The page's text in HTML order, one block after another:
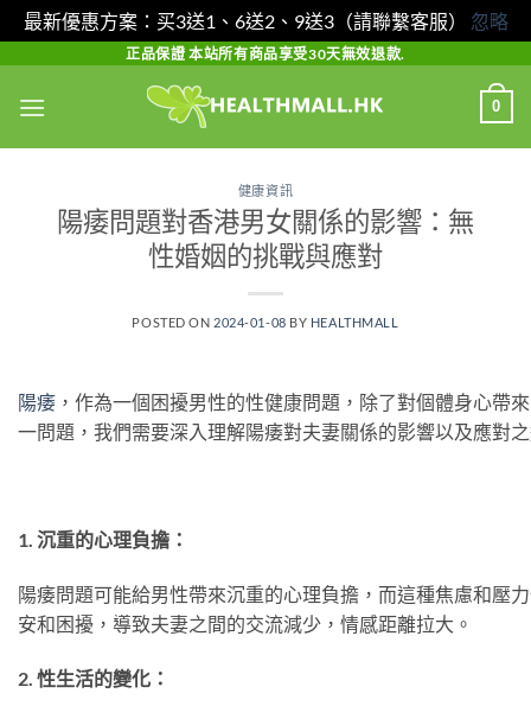
最新優惠方案：买3送1、6送2、9送3（請聯繫客服） 忽略
content
正品保證 本站所有商品享受30天無效退款.
0
健康資訊
陽痿問題對香港男女關係的影響：無
性婚姻的挑戰與應對
POSTED ON 2024-01-08 BY HEALTHMALL
陽痿 ，作為一個困擾男性的性健康問題，除了對個體身心帶
一問題，我們需要深入理解陽痿對夫妻關係的影響以及應對
1. 沉重的心理負擔：
陽痿問題可能給男性帶來沉重的心理負擔，而這種焦慮和壓
安和困擾，導致夫妻之間的交流減少，情感距離拉大。
2. 性生活的變化：